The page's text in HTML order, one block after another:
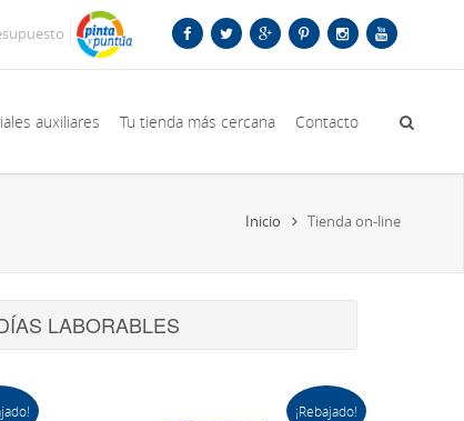
auxiliares Tu tienda más cercana Contacto
Inicio Tienda on-line
LABORABLES
¡Rebajado!